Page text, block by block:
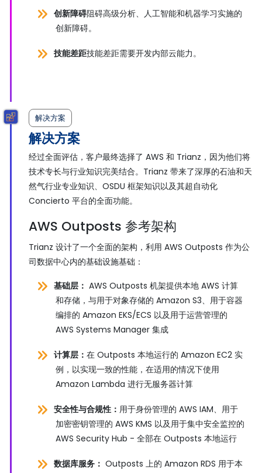
创新障碍阻碍高级分析、人工智能和机器学习实施的
创新障碍。
技能差距技能差距需要开发内部云能力。
解决方案
解决方案
经过全面评估，客户最终选择了 AWS 和 Trianz，因为他们将
技术专长与行业知识完美结合。Trianz 带来了深厚的石油和天
然气行业专业知识、OSDU 框架知识以及其超自动化
Concierto 平台的全面功能。
AWS Outposts 参考架构
Trianz 设计了一个全面的架构，利用 AWS Outposts 作为公
司数据中心内的基础设施基础：
基础层： AWS Outposts 机架提供本地 AWS 计算
和存储，与用于对象存储的 Amazon S3、用于容器
编排的 Amazon EKS/ECS 以及用于运营管理的
AWS Systems Manager 集成
计算层：在 Outposts 本地运行的 Amazon EC2 实
例，以实现一致的性能，在适用的情况下使用
Amazon Lambda 进行无服务器计算
安全性与合规性： 用于身份管理的 AWS IAM、用于
加密密钥管理的 AWS KMS 以及用于集中安全监控的
AWS Security Hub - 全部在 Outposts 本地运行
数据库服务： Outposts 上的 Amazon RDS 用于本